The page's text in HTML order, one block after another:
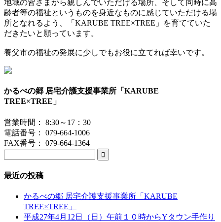
地域の皆さまから親しんでいただける場所、そして同時に高
齢者等の福祉というものを身近なものに感じていただける場
所となれるよう、「KARUBE TREE×TREE」を育てていた
だきたいと願っています。
養父市の福祉の発展に少しでもお役に立てれば幸いです。
かるべの郷 居宅介護支援事業所「KARUBE
TREE×TREE」
営業時間： 8:30～17：30
電話番号： 079-664-1006
FAX番号： 079-664-1364

最近の投稿
かるべの郷 居宅介護支援事業所「KARUBE
TREE×TREE」
平成27年4月12日（日）午前１０時からYタウン手作り